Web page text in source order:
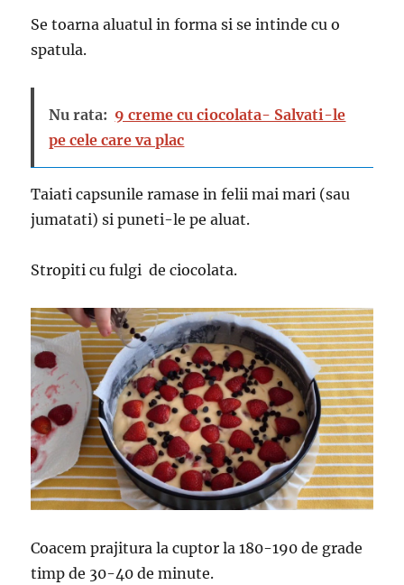
Se toarna aluatul in forma si se intinde cu o
spatula.
Nu rata: 9 creme cu ciocolata- Salvati-le
pe cele care va plac
Taiati capsunile ramase in felii mai mari (sau
jumatati) si puneti-le pe aluat.
Stropiti cu fulgi de ciocolata.
Coacem prajitura la cuptor la 180-190 de grade
timp de 30-40 de minute.